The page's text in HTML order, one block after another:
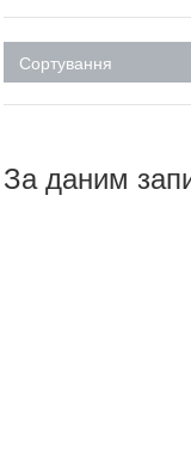
Сортування
За даним